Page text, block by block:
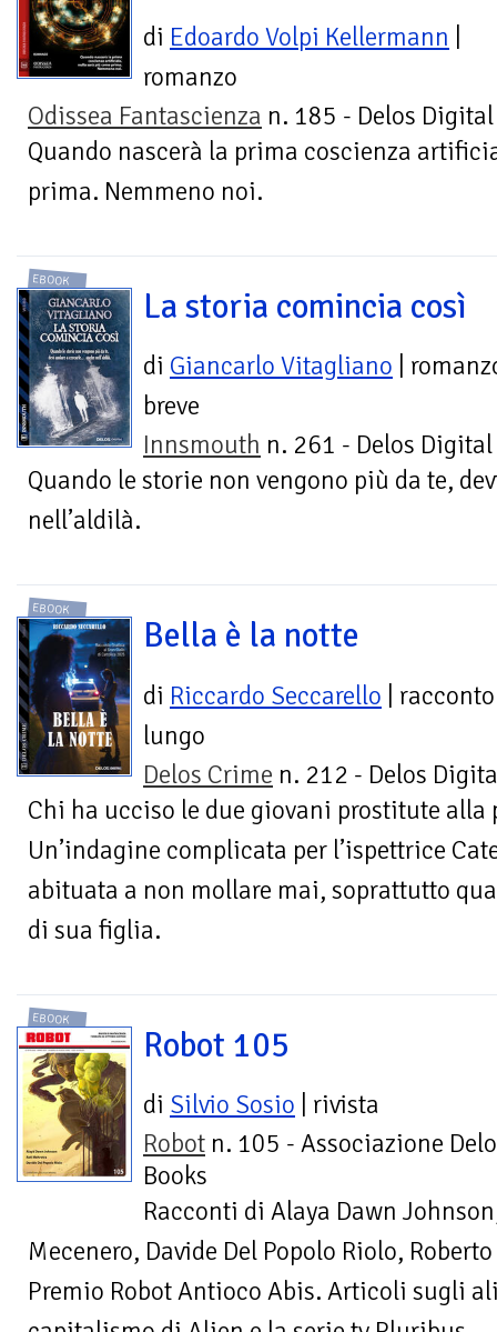
di Edoardo Volpi Kellermann
romanzo
Odissea Fantascienza n. 185 - Delos Digital
Quando nascerà la prima coscienza
prima. Nemmeno noi.
EBOOK
La storia comincia così
di Giancarlo Vitagliano |
breve
Innsmouth n. 261 - Delos Digital
Quando le storie non vengono più da te,
nell’aldilà.
EBOOK
Bella è la notte
di Riccardo Seccarello | racconto
lungo
Delos Crime n. 212 - Delos
Chi ha ucciso le due giovani prostitute alla
Un’indagine complicata per l’ispettrice
abituata a non mollare mai, soprattutto
di sua figlia.
EBOOK
Robot 105
di Silvio Sosio | rivista
Robot n. 105 - Associazione
Books
Racconti di Alaya Dawn
Mecenero, Davide Del Popolo Riolo,
Premio Robot Antioco Abis. Articoli sugli